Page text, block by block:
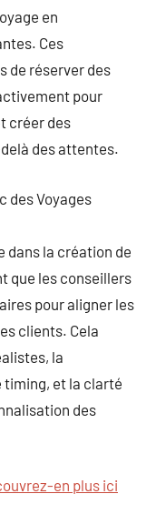
en
Ces
de réserver des
pour
créer des
des attentes.
des Voyages
dans la création de
que les conseillers
pour aligner les
clients. Cela
la
timing, et la clarté
des
en plus ici